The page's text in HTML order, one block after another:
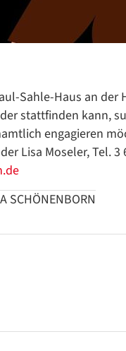
Sahle-Haus an
stattfinden kann,
engagieren
Lisa Moseler, Tel. 3
SCHÖNENBORN